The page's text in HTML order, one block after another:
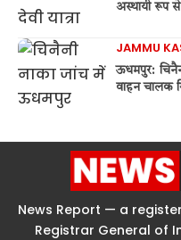
अस्थायी रूप
JAMMU
ऊधमपुर:
वाहन चालक
News Report — a
Registrar General of